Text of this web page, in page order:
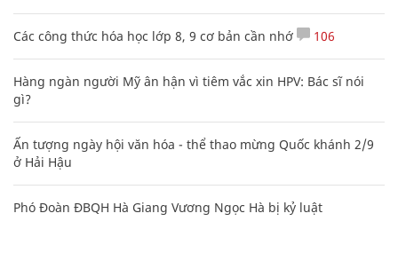
Các công thức hóa học lớp 8, 9 cơ bản cần nhớ 106
Hàng ngàn người Mỹ ân hận vì tiêm vắc xin HPV: Bác sĩ nói
gì?
Ấn tượng ngày hội văn hóa - thể thao mừng Quốc khánh 2/9
ở Hải Hậu
Phó Đoàn ĐBQH Hà Giang Vương Ngọc Hà bị kỷ luật